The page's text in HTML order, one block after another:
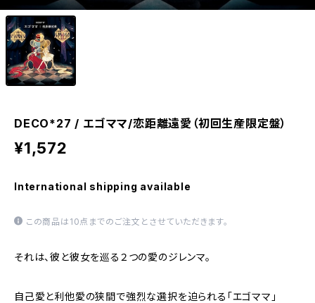
DECO*27 / エゴママ/恋距離遠愛（初回生産限定盤）
¥1,572
International shipping available
この商品は10点までのご注文とさせていただきます。
それは、彼と彼女を巡る２つの愛のジレンマ。
自己愛と利他愛の狭間で強烈な選択を迫られる「エゴママ」